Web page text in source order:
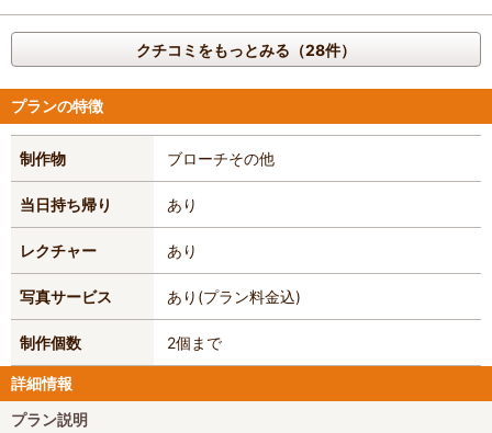
るようご指導くださる先生のお人柄も、旭川でのいい思い出になり
ました。貴重な体験をさせてくださりありがとうございました。
クチコミをもっとみる（28件）
プランの特徴
制作物 ブローチその他
当日持ち帰り あり
レクチャー あり
写真サービス あり(プラン料金込)
制作個数 2個まで
詳細情報
プラン説明